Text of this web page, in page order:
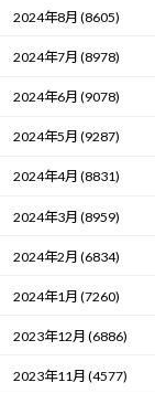
2024年8月 (8605)
2024年7月 (8978)
2024年6月 (9078)
2024年5月 (9287)
2024年4月 (8831)
2024年3月 (8959)
2024年2月 (6834)
2024年1月 (7260)
2023年12月 (6886)
2023年11月 (4577)